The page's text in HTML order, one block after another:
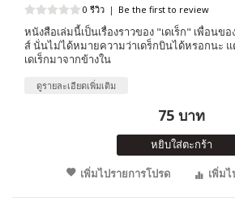
0 รีวิว | Be the first to review
หนังสือเล่มนี้เป็นเรื่องราวของ "เดเร็ก" เพื่อนข
ส์ นั่นไม่ได้หมายความว่าเดร็กบินได้หรอกนะ
เดเร็กมาจากข้างใน
ดูรายละเอียดเพิ่มเติม
75 บาท
หยิบใส่ตะกร้า
เพิ่มไปรายการโปรด
เพิ่มไ